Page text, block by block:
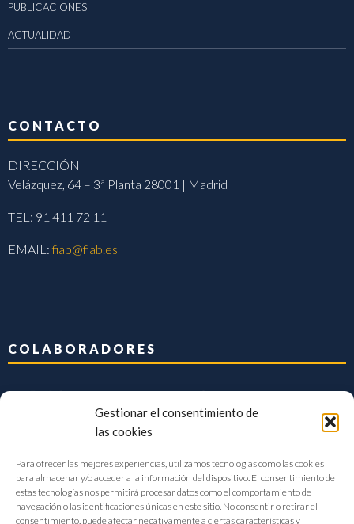
Gestionar el consentimiento de
las cookies
Para ofrecer las mejores experiencias, utilizamos tecnologías como las cookies
para almacenar y/o acceder a la información del dispositivo. El consentimiento de
estas tecnologías nos permitirá procesar datos como el comportamiento de
navegación o las identificaciones únicas en este sitio. No consentir o retirar el
consentimiento, puede afectar negativamente a ciertas características y
PUBLICACIONES
ACTUALIDAD
CONTACTO
DIRECCIÓN
Velázquez, 64 – 3ª Planta 28001 | Madrid
TEL: 91 411 72 11
EMAIL:fiab@fiab.es
COLABORADORES